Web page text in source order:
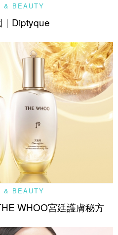
& BEAUTY
Diptyque
& BEAUTY
WHOO宮廷護膚秘方